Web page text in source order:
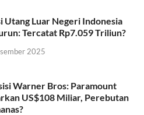
Utang Luar Negeri Indonesia
Tercatat Rp7.059 Triliun?
2025
Warner Bros: Paramount
US$108 Miliar, Perebutan